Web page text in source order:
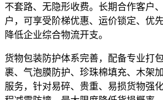
不套路、无隐形收费。长期合作客户
户，可享受阶梯优惠、运价锁定、优
降低企业综合物流开支。
货物包装防护体系完善，配备专业打
裹、气泡膜防护、珍珠棉填充、木架
服务，针对易碎、贵重、易损货物强